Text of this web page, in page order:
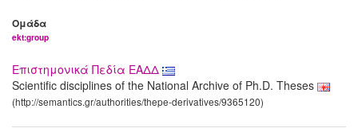
Ομάδα
ekt:group
Επιστημονικά Πεδία ΕΑΔΔ
Scientific disciplines of the National Archive of Ph.D. Theses
(http://semantics.gr/authorities/thepe-derivatives/9365120)